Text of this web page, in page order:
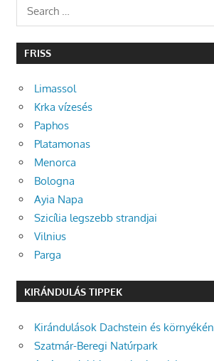
Search
for:
FRISS
Limassol
Krka vízesés
Paphos
Platamonas
Menorca
Bologna
Ayia Napa
Szicília legszebb strandjai
Vilnius
Parga
KIRÁNDULÁS TIPPEK
Kirándulások Dachstein és környékén
Szatmár-Beregi Natúrpark